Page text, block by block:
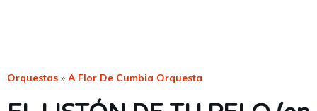
Orquestas » A Flor De Cumbia Orquesta